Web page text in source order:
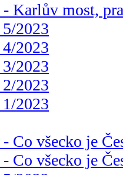
Karlův most,
2023
2023
2023
2023
2023
Co všecko je
Co všecko je